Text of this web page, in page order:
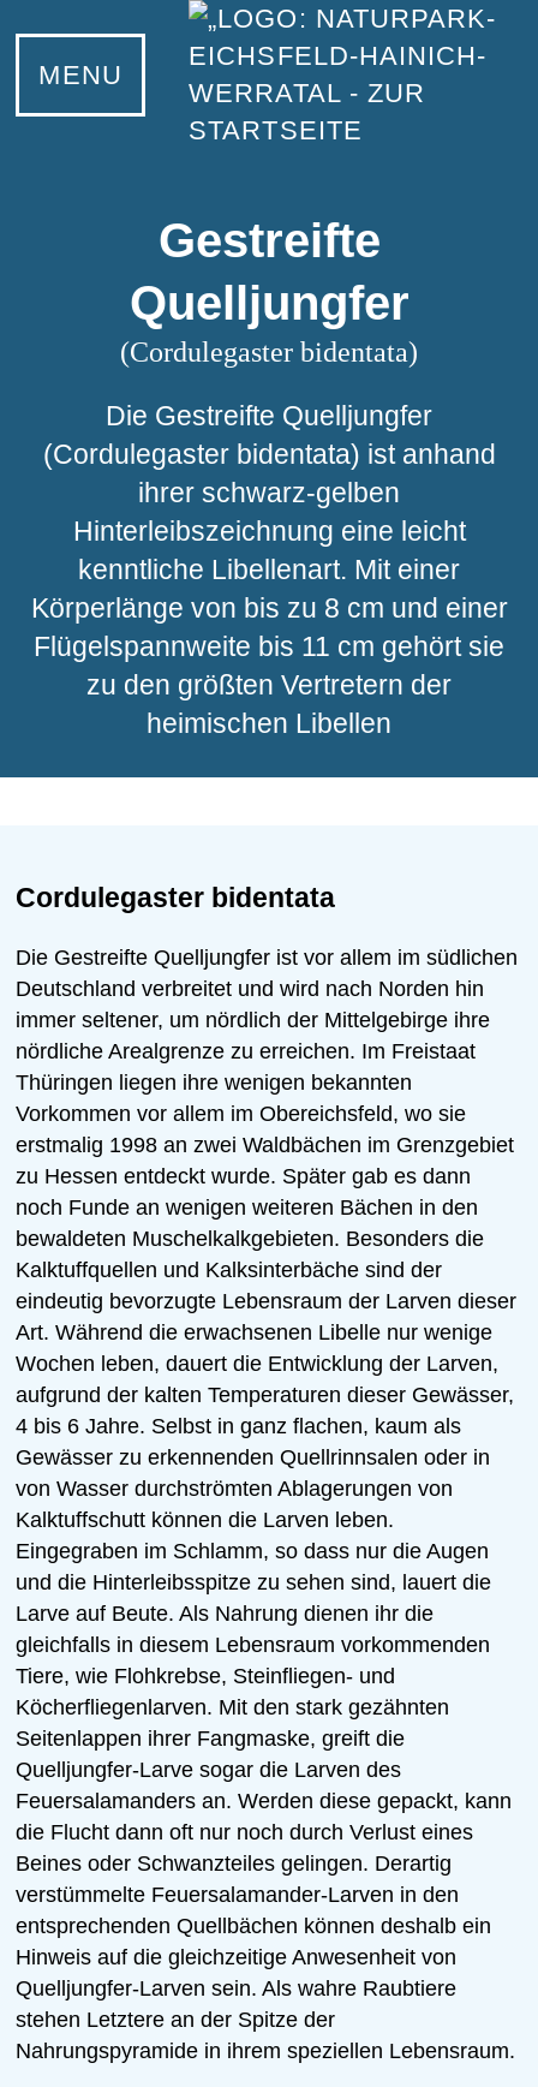
MENU
Gestreifte
Quelljungfer
(Cordulegaster bidentata)
Die Gestreifte Quelljungfer
(Cordulegaster bidentata) ist anhand
ihrer schwarz-gelben
Hinterleibszeichnung eine leicht
kenntliche Libellenart. Mit einer
Körperlänge von bis zu 8 cm und einer
Flügelspannweite bis 11 cm gehört sie
zu den größten Vertretern der
heimischen Libellen
Cordulegaster bidentata
Die Gestreifte Quelljungfer ist vor allem im südlichen
Deutschland verbreitet und wird nach Norden hin
immer seltener, um nördlich der Mittelgebirge ihre
nördliche Arealgrenze zu erreichen. Im Freistaat
Thüringen liegen ihre wenigen bekannten
Vorkommen vor allem im Obereichsfeld, wo sie
erstmalig 1998 an zwei Waldbächen im Grenzgebiet
zu Hessen entdeckt wurde. Später gab es dann
noch Funde an wenigen weiteren Bächen in den
bewaldeten Muschelkalkgebieten. Besonders die
Kalktuffquellen und Kalksinterbäche sind der
eindeutig bevorzugte Lebensraum der Larven dieser
Art. Während die erwachsenen Libelle nur wenige
Wochen leben, dauert die Entwicklung der Larven,
aufgrund der kalten Temperaturen dieser Gewässer,
4 bis 6 Jahre. Selbst in ganz flachen, kaum als
Gewässer zu erkennenden Quellrinnsalen oder in
von Wasser durchströmten Ablagerungen von
Kalktuffschutt können die Larven leben.
Eingegraben im Schlamm, so dass nur die Augen
und die Hinterleibsspitze zu sehen sind, lauert die
Larve auf Beute. Als Nahrung dienen ihr die
gleichfalls in diesem Lebensraum vorkommenden
Tiere, wie Flohkrebse, Steinfliegen- und
Köcherfliegenlarven. Mit den stark gezähnten
Seitenlappen ihrer Fangmaske, greift die
Quelljungfer-Larve sogar die Larven des
Feuersalamanders an. Werden diese gepackt, kann
die Flucht dann oft nur noch durch Verlust eines
Beines oder Schwanzteiles gelingen. Derartig
verstümmelte Feuersalamander-Larven in den
entsprechenden Quellbächen können deshalb ein
Hinweis auf die gleichzeitige Anwesenheit von
Quelljungfer-Larven sein. Als wahre Raubtiere
stehen Letztere an der Spitze der
Nahrungspyramide in ihrem speziellen Lebensraum.
UNSER NATURPARK
Eichsfeld
ERLEBEN
Wandern
Familientipps
Grünes Band
Ausflugsziele
Dörfer und Städte
LERNEN
Bildungsangebote
KONTAKT
Ansprechpartner